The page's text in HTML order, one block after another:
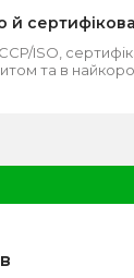
й
ISO,
та в